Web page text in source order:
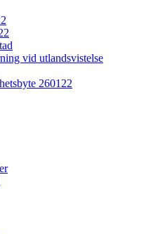
vid utlandsvistelse
260122